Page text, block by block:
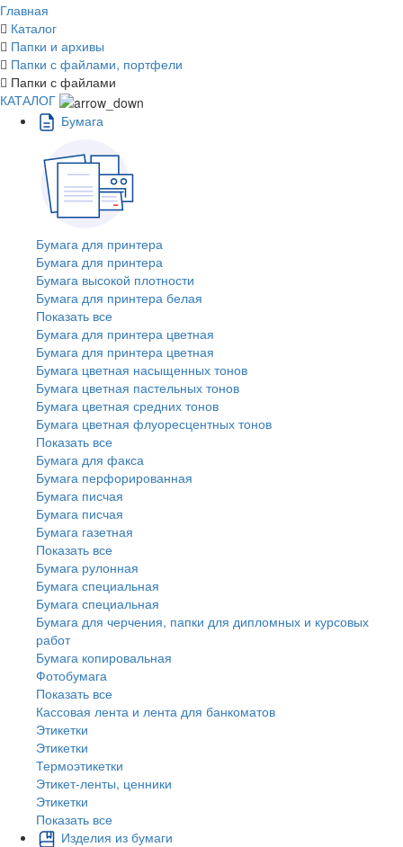
Главная
Каталог
Папки и архивы
Папки с файлами, портфели
Папки с файлами
КАТАЛОГ
Бумага
Бумага для принтера
Бумага для принтера
Бумага высокой плотности
Бумага для принтера белая
Показать все
Бумага для принтера цветная
Бумага для принтера цветная
Бумага цветная насыщенных тонов
Бумага цветная пастельных тонов
Бумага цветная средних тонов
Бумага цветная флуоресцентных тонов
Показать все
Бумага для факса
Бумага перфорированная
Бумага писчая
Бумага писчая
Бумага газетная
Показать все
Бумага рулонная
Бумага специальная
Бумага специальная
Бумага для черчения, папки для дипломных и курсовых
работ
Бумага копировальная
Фотобумага
Показать все
Кассовая лента и лента для банкоматов
Этикетки
Этикетки
Термоэтикетки
Этикет-ленты, ценники
Этикетки
Показать все
Изделия из бумаги